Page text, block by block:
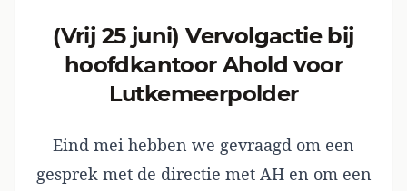
(vrij 25 juni) Vervolgactie bij
hoofdkantoor Ahold voor
Lutkemeerpolder
Eind mei hebben we gevraagd om een
gesprek met de directie met AH en om een